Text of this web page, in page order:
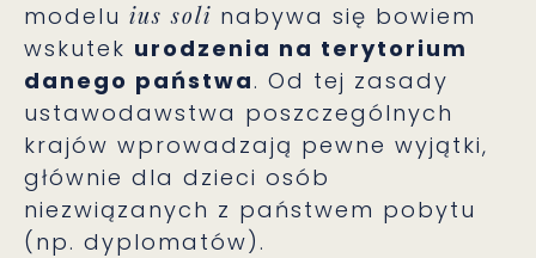
modelu ius soli nabywa się bowiem
wskutek urodzenia na terytorium
danego państwa. Od tej zasady
ustawodawstwa poszczególnych
krajów wprowadzają pewne wyjątki,
głównie dla dzieci osób
niezwiązanych z państwem pobytu
(np. dyplomatów).